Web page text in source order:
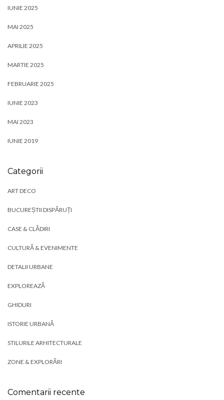
IUNIE 2025
MAI 2025
APRILIE 2025
MARTIE 2025
FEBRUARIE 2025
IUNIE 2023
MAI 2023
IUNIE 2019
Categorii
ART DECO
BUCUREȘTII DISPĂRUȚI
CASE & CLĂDIRI
CULTURĂ & EVENIMENTE
DETALII URBANE
EXPLOREAZĂ
GHIDURI
ISTORIE URBANĂ
STILURILE ARHITECTURALE
ZONE & EXPLORĂRI
Comentarii recente